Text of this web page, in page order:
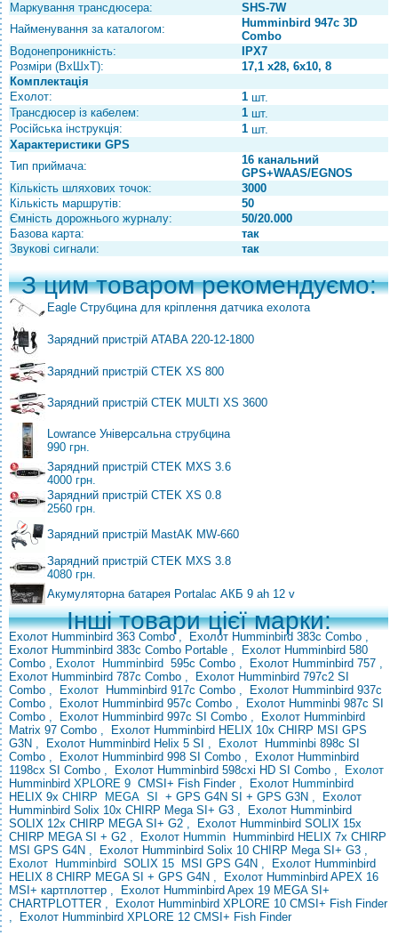
Маркування трансдюсера:
SHS-7W
Найменування за каталогом:
Humminbird 947с 3D
Combo
Водонепроникність:
IPX7
Розміри (ВхШхТ):
17,1 x28, 6x10, 8
Комплектація
Ехолот:
1 шт.
Трансдюсер із кабелем:
1 шт.
Російська інструкція:
1 шт.
Характеристики GPS
Тип приймача:
16 канальний
GPS+WAAS/EGNOS
Кількість шляхових точок:
3000
Кількість маршрутів:
50
Ємність дорожнього журналу:
50/20.000
Базова карта:
так
Звукові сигнали:
так
З цим товаром рекомендуємо:
Eagle Струбцина для кріплення датчика ехолота
Зарядний пристрій ATABA 220-12-1800
Зарядний пристрій CTEK XS 800
Зарядний пристрій CTEK MULTI XS 3600
Lowrance Універсальна струбцина
990 грн.
Зарядний пристрій CTEK MXS 3.6
4000 грн.
Зарядний пристрій CTEK XS 0.8
2560 грн.
Зарядний пристрій MastAK MW-660
Зарядний пристрій CTEK MXS 3.8
4080 грн.
Акумуляторна батарея Portalac АКБ 9 ah 12 v
Інші товари цієї марки:
Ехолот Humminbird 363 Combo , Ехолот Humminbird 383с Combo ,
Ехолот Humminbird 383с Combo Portable ,
Ехолот Humminbird 580
Combo , Ехолот Humminbird 595с Combo , Ехолот Humminbird 757 ,
Ехолот Humminbird 787с Combo ,
Ехолот Humminbird 797с2 SI
Combo , Ехолот Humminbird 917с Combo ,
Ехолот Humminbird 937с
Combo , Ехолот Humminbird 957с Combo ,
Ехолот Humminbi 987с SI
Combo , Ехолот Humminbird 997с SI Combo ,
Ехолот Humminbird
Matrix 97 Combo ,
Ехолот Humminbird HELIX 10x CHIRP MSI GPS
G3N , Ехолот Humminbird Helix 5 SI , Ехолот
Humminbi 898c SI
Combo , Ехолот Humminbird 998 SI Combo ,
Ехолот Humminbird
1198cx SI Combo , Ехолот Humminbird 598cxi HD SI Combo , Ехолот
Humminbird XPLORE 9 CMSI+ Fish Finder , Ехолот Humminbird
HELIX 9x CHIRP MEGA SI + GPS G4N SI + GPS G3N ,
Ехолот
Humminbird Solix 10x CHIRP Mega SI+ G3 ,
Ехолот Humminbird
SOLIX 12x CHIRP MEGA SI+ G2 ,
Ехолот Humminbird SOLIX 15x
CHIRP MEGA SI + G2 , Ехолот Hummin
Humminbird HELIX 7x CHIRP
MSI GPS G4N , Ехолот Humminbird Solix 10 CHIRP Mega SI+ G3 ,
Ехолот
Humminbird SOLIX 15 MSI GPS G4N ,
Ехолот Humminbird
HELIX 8 CHIRP MEGA SI + GPS G4N ,
Ехолот Humminbird APEX 16
MSI+ картплоттер ,
Ехолот Humminbird Apex 19 MEGA SI+
CHARTPLOTTER ,
Ехолот Humminbird XPLORE 10 CMSI+ Fish Finder
,
Ехолот Humminbird XPLORE 12 CMSI+ Fish Finder